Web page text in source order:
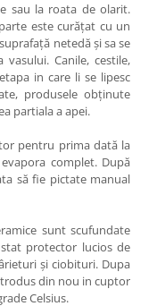
sau la roata de olarit.
este curățat cu un
netedă și sa se
Canile, cestile,
in care li se lipesc
produsele obținute
partiala a apei.
pentru prima dată la
complet. După
să fie pictate manual
sunt scufundate
protector lucios de
și ciobituri. Dupa
din nou in cuptor
Celsius.